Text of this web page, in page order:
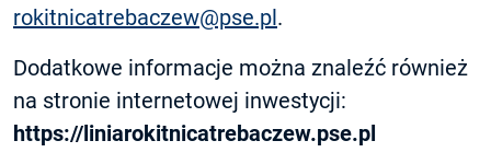
rokitnicatrebaczew@pse.pl.
Dodatkowe informacje można znaleźć również
na stronie internetowej inwestycji:
https://liniarokitnicatrebaczew.pse.pl